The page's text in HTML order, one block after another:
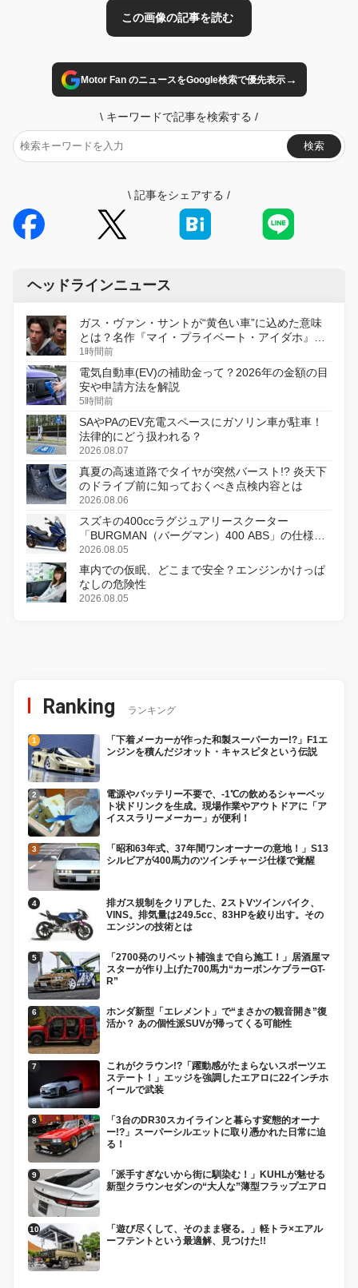
Motor Fan のニュースをGoogle検索で優先表示→
\ キーワードで記事を検索する /
検索
\ 記事をシェアする /
ヘッドラインニュース
ガス・ヴァン・サントが“黄色い車”に込めた意味
とは？名作『マイ・プライベート・アイダホ』が
初のデジタルリマスター版で復活
1時間前
電気自動車(EV)の補助金って？2026年の金額の目
安や申請方法を解説
5時間前
SAやPAのEV充電スペースにガソリン車が駐車！
法律的にどう扱われる？
2026.08.07
真夏の高速道路でタイヤが突然バースト!? 炎天下
のドライブ前に知っておくべき点検内容とは
2026.08.06
スズキの400ccラグジュアリースクーター
「BURGMAN（バーグマン）400 ABS」の仕様を
変更し、8月18日に発売
2026.08.05
車内での仮眠、どこまで安全？エンジンかけっぱ
なしの危険性
2026.08.05
Ranking ランキング
「下着メーカーが作った和製スーパーカー!?」F1エ
ンジンを積んだジオット・キャスピタという伝説
電源やバッテリー不要で、-1℃の飲めるシャーベッ
ト状ドリンクを生成。現場作業やアウトドアに「ア
イススラリーメーカー」が便利！
「昭和63年式、37年間ワンオーナーの意地！」S13
シルビアが400馬力のツインチャージ仕様で覚醒
排ガス規制をクリアした、2ストVツインバイク、
VINS。排気量は249.5cc、83HPを絞り出す。その
エンジンの技術とは
「2700発のリベット補強まで自ら施工！」居酒屋マ
スターが作り上げた700馬力“カーボンケブラーGT-
R”
ホンダ新型「エレメント」で“まさかの観音開き”復
活か？ あの個性派SUVが帰ってくる可能性
これがクラウン!?「躍動感がたまらないスポーツエ
ステート！」エッジを強調したエアロに22インチホ
イールで武装
「3台のDR30スカイラインと暮らす変態的オーナ
ー!?」スーパーシルエットに取り憑かれた日常に迫
る！
「派手すぎないから街に馴染む！」KUHLが魅せる
新型クラウンセダンの“大人な”薄型フラップエアロ
「遊び尽くして、そのまま寝る。」軽トラ×エアル
ーフテントという最適解、見つけた!!